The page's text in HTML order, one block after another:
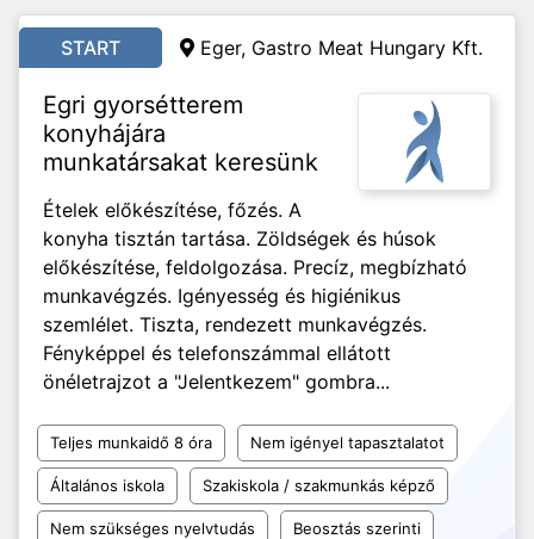
START Eger, Gastro Meat Hungary Kft.
Egri gyorsétterem
konyhájára
munkatársakat keresünk
Ételek előkészítése, főzés. A
konyha tisztán tartása. Zöldségek és húsok
előkészítése, feldolgozása. Precíz, megbízható
munkavégzés. Igényesség és higiénikus
szemlélet. Tiszta, rendezett munkavégzés.
Fényképpel és telefonszámmal ellátott
önéletrajzot a "Jelentkezem" gombra...
Teljes munkaidő 8 óra Nem igényel tapasztalatot
Általános iskola Szakiskola / szakmunkás képző
Nem szükséges nyelvtudás Beosztás szerinti